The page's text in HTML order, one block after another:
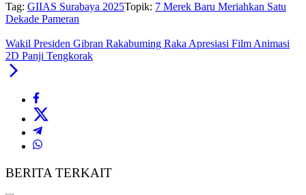
Tag: GIIAS Surabaya 2025Topik: 7 Merek Baru Meriahkan Satu
Dekade Pameran
Wakil Presiden Gibran Rakabuming Raka Apresiasi Film Animasi
2D Panji Tengkorak
BERITA TERKAIT